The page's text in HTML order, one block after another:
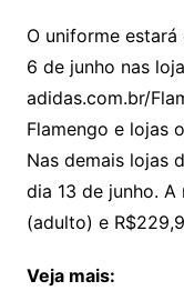
O uniforme
6 de junho nas
adidas.com.br/
Flamengo e lojas
Nas demais lojas
dia 13 de junho.
(adulto) e
Veja mais: